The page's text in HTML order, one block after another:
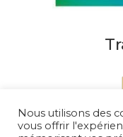
Nous utilisons des
vous offrir